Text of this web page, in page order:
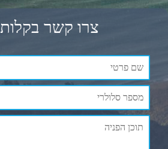
צרו קשר בקלות